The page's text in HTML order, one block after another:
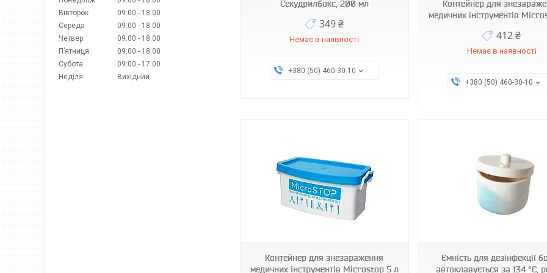
Секудрилбокс, 200 мл
349 ₴
Немає в наявності
+380 (50) 460-30-10
Контейнер для
медичних інструментів
412 ₴
Немає в наявності
+380 (50) 460-30-10
Контейнер для знезараження
медичних інструментів Microstop 5 л
Ємність для дезінфекції
автоклавується за 134 °C,
Вівторок
09:00
18:00
Середа
09:00
18:00
Четвер
09:00
18:00
Пʼятниця
09:00
18:00
Субота
09:00
17:00
Неділя
Вихідний